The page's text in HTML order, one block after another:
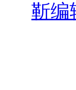
靳编